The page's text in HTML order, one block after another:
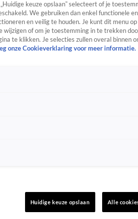
keuze opslaan” selecteert of je
We gebruiken dan enkel functionele
en veilig te houden. Je kunt dit menu
wijzigen of om je toestemming in te trekken
te klikken. Je selecties zullen overal binnen
onze Cookieverklaring voor meer informatie.
Huidige keuze opslaan Alle